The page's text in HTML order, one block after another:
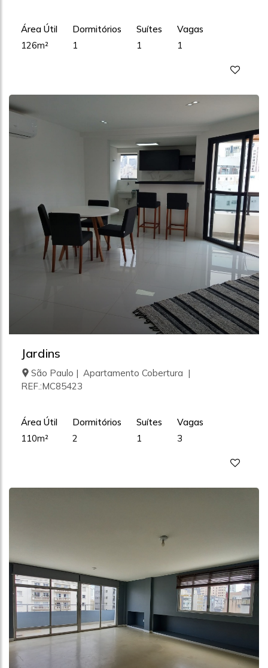
Área Útil
126m²
Dormitórios
1
Suítes
1
Vagas
1
Jardins
São Paulo | Apartamento Cobertura |
REF.:MC85423
Área Útil
110m²
Dormitórios
2
Suítes
1
Vagas
3